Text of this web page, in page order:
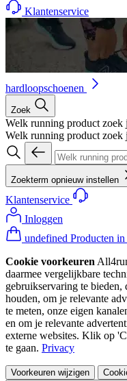
Klantenservice
hardloopschoenen
Zoek
Welk running product zoek
Welk running product zoek
Zoekterm opnieuw instellen
Klantenservice
Inloggen
undefined Producten
Cookie voorkeuren
daarmee vergelijkbare
gebruikservaring te
houden, om je relevante
te meten, onze eigen
en om je relevante
externe websites. Klik op
te gaan. Privacy
Voorkeuren wijzigen